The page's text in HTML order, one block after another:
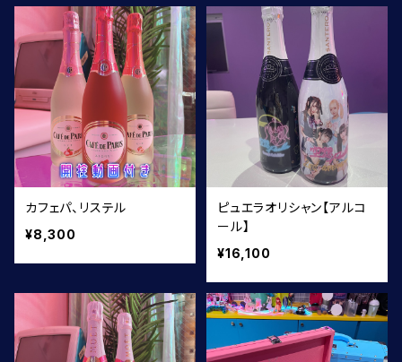
カフェパ、リステル
¥8,300
ピュエラオリシャン【アルコ
ール】
¥16,100